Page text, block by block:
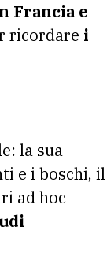
Francia e
ricordare i
la sua
e i boschi, il
ad hoc